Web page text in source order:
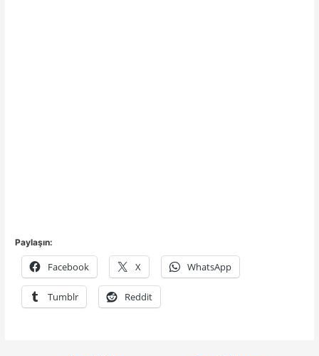
Paylaşın:
Facebook X WhatsApp
Tumblr Reddit